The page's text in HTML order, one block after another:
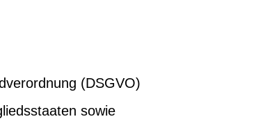
(DSGVO)
sowie